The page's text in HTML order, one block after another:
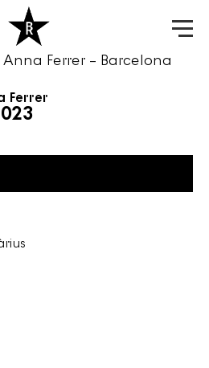
Ferrer – Barcelona
Ferrer